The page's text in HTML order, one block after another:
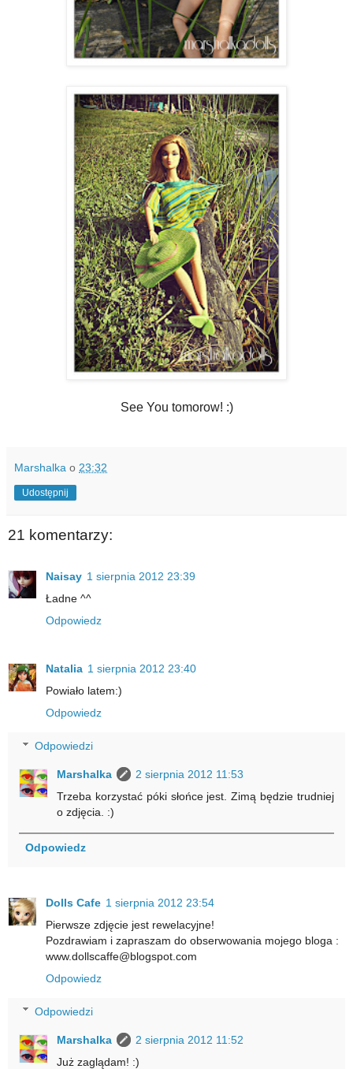
See You tomorow! :)
Marshalka o 23:32
Udostępnij
21 komentarzy:
Naisay 1 sierpnia 2012 23:39
Ładne ^^
Odpowiedz
Natalia 1 sierpnia 2012 23:40
Powiało latem:)
Odpowiedz
Odpowiedzi
Marshalka
2 sierpnia 2012 11:53
Trzeba korzystać póki słońce jest. Zimą będzie trudniej
o zdjęcia. :)
Odpowiedz
Dolls Cafe 1 sierpnia 2012 23:54
Pierwsze zdjęcie jest rewelacyjne!
Pozdrawiam i zapraszam do obserwowania mojego bloga :
www.dollscaffe@blogspot.com
Odpowiedz
Odpowiedzi
Marshalka
2 sierpnia 2012 11:52
Już zaglądam! :)